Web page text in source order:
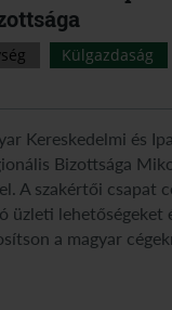
Külgazdaság
Kereskedelmi és
Bizottsága
A szakértői csapat
üzleti lehetőségeket
a magyar